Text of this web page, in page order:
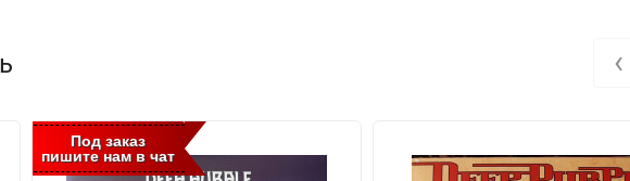
Под заказ
пишите нам в чат
‹